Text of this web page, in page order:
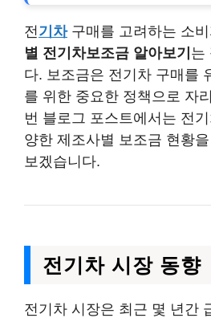
전기차구매를 고려하는 소비
별 전기차보조금 알아보기 는
다. 보조금은 전기차 구매를
를 위한 중요한 정책으로 자
번 블로그 포스트에서는 전
양한 제조사별 보조금 현황
보겠습니다.
전기차 시장 동향
전기차 시장은 최근 몇 년간